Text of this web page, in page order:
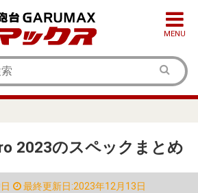
MENU
2023のスペックまとめ
最終更新日:2023年12月13日